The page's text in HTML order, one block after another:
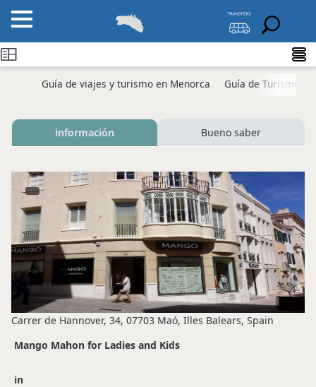
Guía de viajes y turismo en Menorca Guía de Turismo
información Bueno saber
Carrer de Hannover, 34, 07703 Maó, Illes Balears, Spain
Mango Mahon for Ladies and Kids
in